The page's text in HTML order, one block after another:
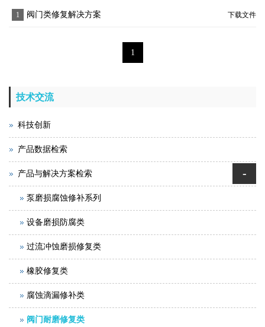
1 阀门类修复解决方案 下载文件
1
技术交流
科技创新
产品数据检索
产品与解决方案检索 -
泵磨损腐蚀修补系列
设备磨损防腐类
过流冲蚀磨损修复类
橡胶修复类
腐蚀滴漏修补类
阀门耐磨修复类